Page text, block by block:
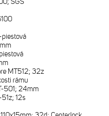
MT512; 32z
rámu
501; 24mm
12s